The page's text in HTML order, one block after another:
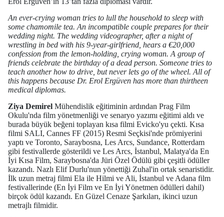
An ever-crying woman tries to lull the household to sleep with
some chamomile tea. An incompatible couple prepares for their
wedding night. The wedding videographer, after a night of
wrestling in bed with his 9-year-girlfriend, hears a €20,000
confession from the lemon-holding, crying woman. A group of
friends celebrate the birthday of a dead person. Someone tries to
teach another how to drive, but never lets go of the wheel. All of
this happens because Dr. Erol Ergüven has more than thirtheen
medical diplomas.
Ziya Demirel Mühendislik eğitiminin ardından Prag Film
Okulu'nda film yönetmenliği ve senaryo yazımı eğitimi aldı ve
burada büyük beğeni toplayan kısa filmi Evicko'yu çekti. Kısa
filmi SALI, Cannes FF (2015) Resmi Seçkisi'nde prömiyerini
yaptı ve Toronto, Saraybosna, Les Arcs, Sundance, Rotterdam
gibi festivallerde gösterildi ve Les Arcs, İstanbul, Malatya'da En
İyi Kısa Film, Saraybosna'da Jüri Özel Ödülü gibi çeşitli ödüller
kazandı. Nazlı Elif Durlu'nun yönettiği Zuhal'in ortak senaristidir.
İlk uzun metraj filmi Ela ile Hilmi ve Ali, İstanbul ve Adana film
festivallerinde (En İyi Film ve En İyi Yönetmen ödülleri dahil)
birçok ödül kazandı. En Güzel Cenaze Şarkıları, ikinci uzun
metrajlı filmidir.